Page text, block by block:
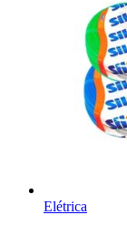
Elétrica